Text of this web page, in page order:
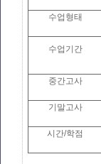
수업형태
수업기간
중간고사
기말고사
시간/학점